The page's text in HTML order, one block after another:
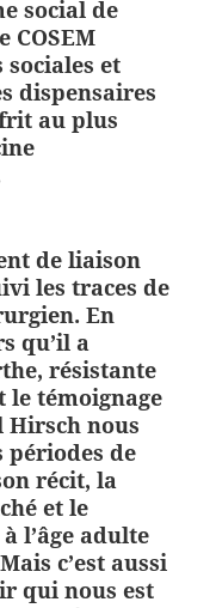
social de
COSEM
et
dispensaires
au plus
de liaison
les traces de
En
qu’il a
résistante
le témoignage
Hirsch nous
périodes de
récit, la
et le
l’âge adulte
c’est aussi
qui nous est